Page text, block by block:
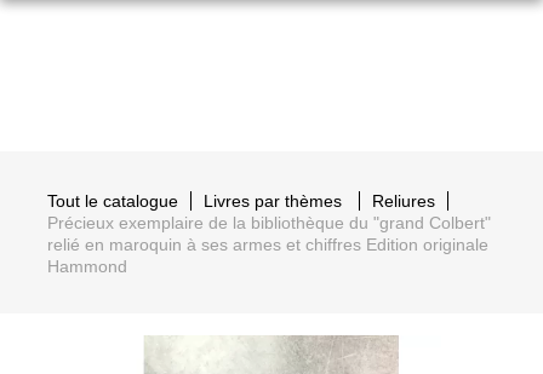
Tout le catalogue Livres par thèmes
Reliures
Précieux exemplaire de la bibliothèque du "grand Colbert"
relié en maroquin à ses armes et chiffres Edition originale
Hammond